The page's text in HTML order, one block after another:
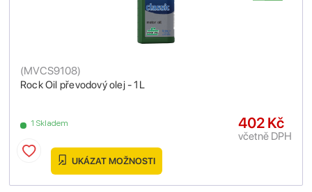
Rock Oil převodový olej - 1L
(MVCS9108)
1 Skladem 402 Kč
včetně DPH
UKÁZAT MOŽNOSTI